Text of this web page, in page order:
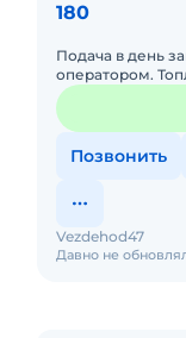
180
Подача в день
оператором.
Долгосрочная
техника с пто и
Позвонить
Давно не
Vezdehod47